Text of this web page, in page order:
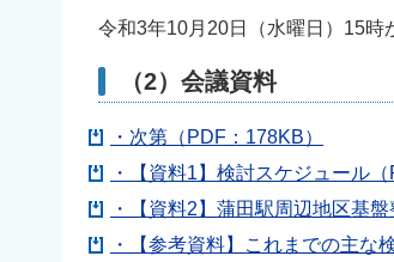
令和3年10月20日（水曜日）15時
（2）会議資料
・次第（PDF：178KB）
・【資料1】検討スケジュール（
・【資料2】蒲田駅周辺地区基
・【参考資料】これまでの主な